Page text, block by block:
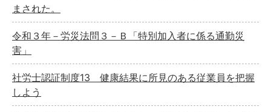
まされた。
令和３年－労災法問３－Ｂ「特別加入者に係る通勤災
害」
社労士認証制度13 健康結果に所見のある従業員を把握
しよう